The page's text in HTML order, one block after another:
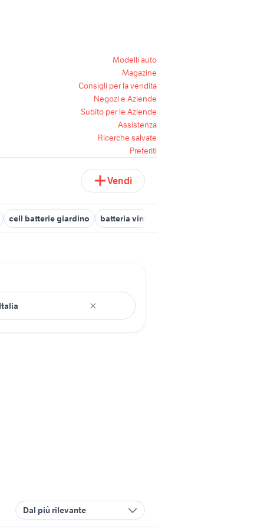
Modelli auto
Magazine
Consigli per la vendita
Negozi e Aziende
Subito per le Aziende
Assistenza
Ricerche salvate
Preferiti
Vendi
cell batterie giardino batteria vintage
Dal più rilevante